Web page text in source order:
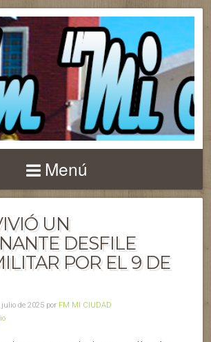
Menú
UN
DESFILE
POR EL 9 DE
de 2025 por FM MI CIUDAD